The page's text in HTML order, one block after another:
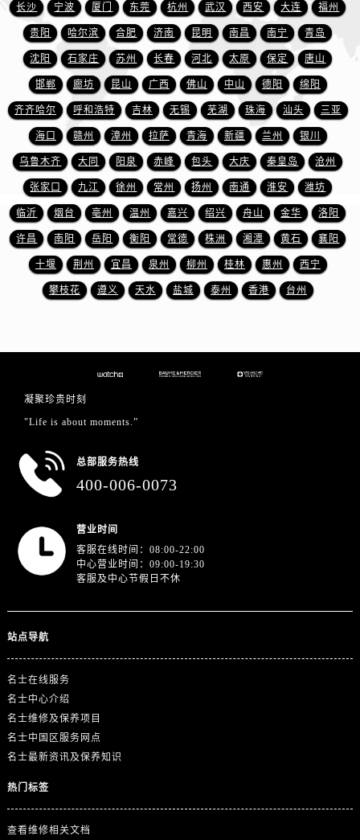
湖南省邵阳市双清区东风路名士售后服务中心（需提前预约）
湖南省湘潭市雨湖区莲城大道名士售后服务中心（需提前预约）
湖南省益阳市赫山区桃花仑路名士售后服务中心（需提前预约）
湖南省永州市冷水滩区永州大道与中兴路交叉口名士售后服务中心（需提前预约）
湖南省岳阳市岳阳楼区东茅岭路名士售后服务中心（需提前预约）
湖南省张家界市永定区解放路名士售后服务中心（需提前预约）
湖南省长沙市芙蓉区建湘路393号世茂环球金融中心写字楼10层1013室名士售后服务中心（需提前预约）
湖南省株洲市芦淞区建设南路名士售后服务中心（需提前预约）
甘肃省白银市白银区北京路名士售后服务中心（需提前预约）
甘肃省定西市安定区解放路名士售后服务中心（需提前预约）
甘肃省敦煌市沙州镇阳关中路名士售后服务中心（需提前预约）
甘肃省合作市人民街名士售后服务中心（需提前预约）
甘肃省临夏市城南街道团结路名士售后服务中心（需提前预约）
长沙 宁波 厦门 东莞 杭州 武汉 西安 大连 福州
贵阳 哈尔滨 合肥 济南 昆明 南昌 南宁 青岛
沈阳 石家庄 苏州 长春 河北 太原 保定 唐山
邯郸 廊坊 昆山 广西 佛山 中山 德阳 绵阳
齐齐哈尔 呼和浩特 吉林 无锡 芜湖 珠海 汕头 三亚
海口 赣州 漳州 拉萨 青海 新疆 兰州 银川
乌鲁木齐 大同 阳泉 赤峰 包头 大庆 秦皇岛 沧州
张家口 九江 徐州 常州 扬州 南通 淮安 潍坊
临沂 烟台 亳州 温州 嘉兴 绍兴 舟山 金华 洛阳
许昌 南阳 岳阳 衡阳 常德 株洲 湘潭 黄石 襄阳
十堰 荆州 宜昌 泉州 柳州 桂林 惠州 西宁
攀枝花 遵义 天水 盐城 泰州 香港 台州
凝聚珍贵时刻
"Life is about moments.”
总部服务热线
400-006-0073
营业时间
客服在线时间：08:00-22:00
中心营业时间：09:00-19:30
客服及中心节假日不休
站点导航
名士在线服务
名士中心介绍
名士维修及保养项目
名士中国区服务网点
名士最新资讯及保养知识
热门标签
查看维修相关文档